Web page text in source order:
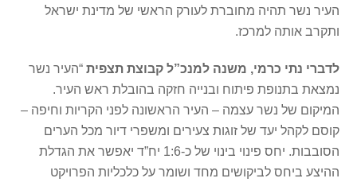
העיר נשר תהיה מחוברת לעורק הראשי של מדינת ישראל
ותקרב אותה למרכז.
לדברי נתי כרמי, משנה למנכ”ל קבוצת תצפית “העיר נשר
נמצאת בתנופת פיתוח ובנייה חזקה בהובלת ראש העיר.
המיקום של נשר עצמה – העיר הראשונה לפני הקריות וחיפה –
קוסם לקהל יעד של זוגות צעירים ומשפרי דיור מכל הערים
הסובבות. יחס פינוי בינוי של כ-1:6 יח”ד יאפשר את הגדלת
ההיצע ביחס לביקושים מחד ושומר על כלכליות הפרויקט